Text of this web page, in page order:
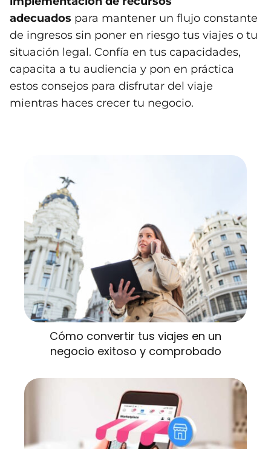
adecuados para mantener un flujo constante
de ingresos sin poner en riesgo tus viajes o tu
situación legal. Confía en tus capacidades,
capacita a tu audiencia y pon en práctica
estos consejos para disfrutar del viaje
mientras haces crecer tu negocio.
Cómo convertir tus viajes en un
negocio exitoso y comprobado